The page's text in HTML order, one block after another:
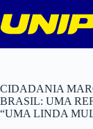
para
o
CIDADANIA
BRASIL: UMA
“UMA LINDA